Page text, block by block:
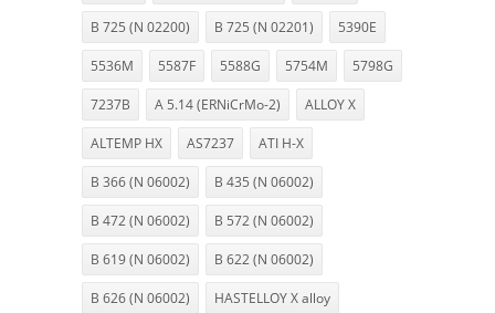
B 725 (N 02200) B 725 (N 02201) 5390E
5536M 5587F 5588G 5754M 5798G
7237B A 5.14 (ERNiCrMo-2) ALLOY X
ALTEMP HX AS7237 ATI H-X
B 366 (N 06002) B 435 (N 06002)
B 472 (N 06002) B 572 (N 06002)
B 619 (N 06002) B 622 (N 06002)
B 626 (N 06002) HASTELLOY X alloy